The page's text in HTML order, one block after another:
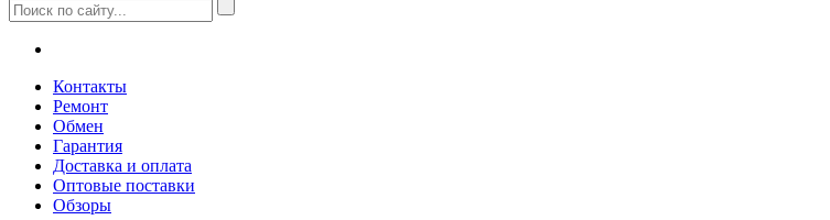
Контакты
Ремонт
Обмен
Гарантия
Доставка и оплата
Оптовые поставки
Обзоры